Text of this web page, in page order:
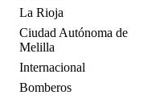
La Rioja
Ciudad Autónoma de
Melilla
Internacional
Bomberos